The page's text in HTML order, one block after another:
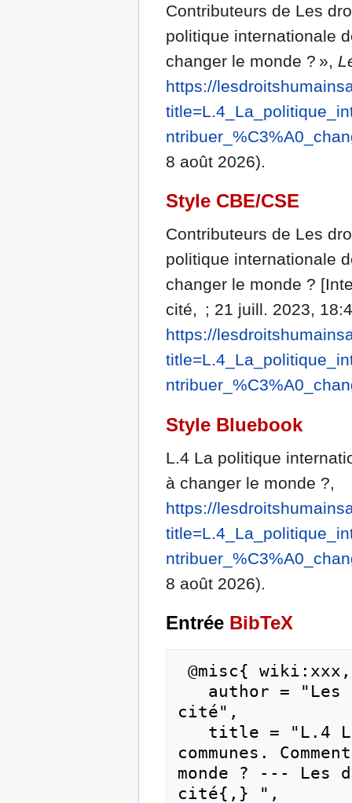
Contributeurs de Les
politique internationale
changer le monde ? »,
https://
8 août 2026).
Style CBE/CSE
Contributeurs de Les
politique internationale
changer le monde ?
cité, ; 21 juill. 2023,
https://
Style Bluebook
L.4 La politique
à changer le monde ?,
https://
8 août 2026).
Entrée BibTeX
cité",
communes.
monde ? --- Les
cité{,} ",